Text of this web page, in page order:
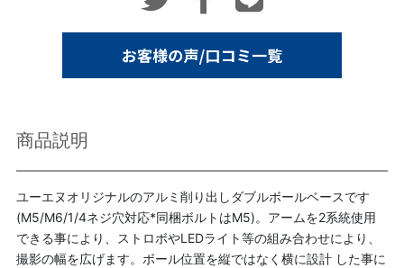
商品説明
ユーエヌオリジナルのアルミ削り出しダブルボールベースです
(M5/M6/1/4ネジ穴対応*同梱ボルトはM5)。アームを2系統使用
できる事により、ストロボやLEDライト等の組み合わせにより、
撮影の幅を広げます。ボール位置を縦ではなく横に設計 した事に